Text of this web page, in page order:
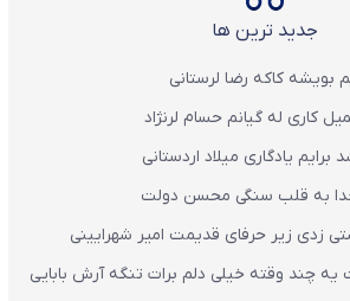
جدید ترین ها
بویشه کاکه رضا لرستانی
کاری له گیانم حسام لرنژاد
یادگاری میلاد اردستانی
به قلب سنگی محسن دولت
زدی زیر حرفای قدیمت امیر شهرایینی
یه چند وقته خیلی دلم برات تنگه آرش بابایی